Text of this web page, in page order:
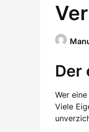
Der
Wer eine
Viele